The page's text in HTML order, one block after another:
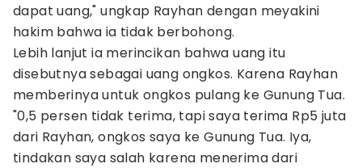
dapat uang," ungkap Rayhan dengan meyakini
hakim bahwa ia tidak berbohong.
Lebih lanjut ia merincikan bahwa uang itu
disebutnya sebagai uang ongkos. Karena Rayhan
memberinya untuk ongkos pulang ke Gunung Tua.
"0,5 persen tidak terima, tapi saya terima Rp5 juta
dari Rayhan, ongkos saya ke Gunung Tua. Iya,
tindakan saya salah karena menerima dari